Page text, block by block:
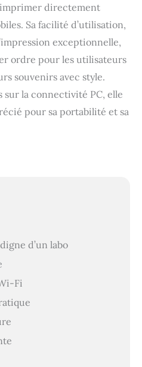
directement
Sa facilité d’utilisation,
exceptionnelle,
ordre pour les utilisateurs
souvenirs avec style.
la connectivité PC, elle
pour sa portabilité et sa
d’un labo
Fi